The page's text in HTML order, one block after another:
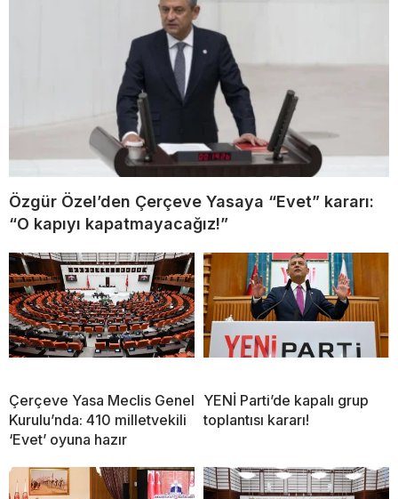
Özgür Özel’den Çerçeve Yasaya “Evet” kararı:
“O kapıyı kapatmayacağız!”
Çerçeve Yasa Meclis Genel
Kurulu’nda: 410 milletvekili
‘Evet’ oyuna hazır
YENİ Parti’de kapalı grup
toplantısı kararı!